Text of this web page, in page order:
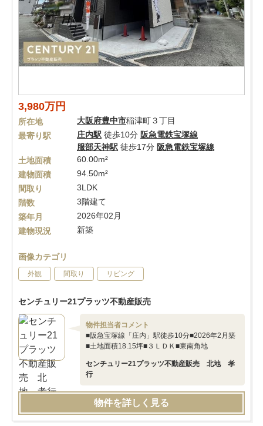
3,980万円
所在地 大阪府豊中市稲津町３丁目
最寄り駅
庄内駅 徒歩10分 阪急電鉄宝塚線
服部天神駅 徒歩17分 阪急電鉄宝塚線
土地面積
60.00m²
建物面積
94.50m²
間取り
3LDK
階数
3階建て
築年月
2026年02月
建物現況
新築
画像カテゴリ
外観 間取り リビング
センチュリー21プラッツ不動産販売
物件担当者コメント
■阪急宝塚線「庄内」駅徒歩10分■2026年2月築
■土地面積18.15坪■３ＬＤＫ■東南角地
センチュリー21プラッツ不動産販売 北地 孝
行
物件を詳しく見る